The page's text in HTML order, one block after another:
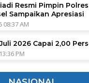
Resmi Pimpin
Sampaikan Apresiasi
08:37 AM
2026 Capai 2,00
PM